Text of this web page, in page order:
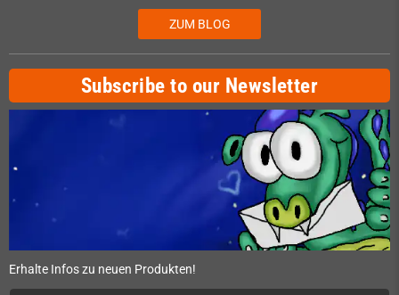
ZUM BLOG
Subscribe to our Newsletter
Erhalte Infos zu neuen Produkten!